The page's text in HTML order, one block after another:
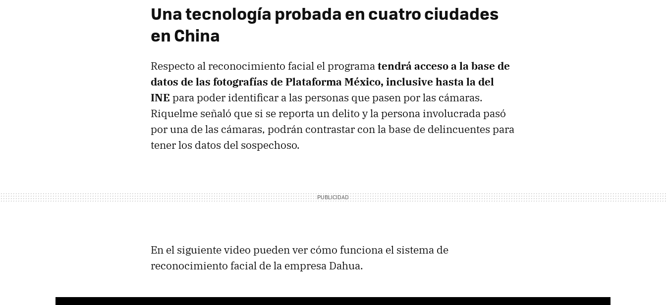
Una tecnología probada en cuatro ciudades
en China
Respecto al reconocimiento facial el programatendrá acceso a la base de
datos de las fotografías de Plataforma México, inclusive hasta la del
INE para poder identificar a las personas que pasen por las cámaras.
Riquelme señaló que si se reporta un delito y la persona involucrada pasó
por una de las cámaras, podrán contrastar con la base de delincuentes para
tener los datos del sospechoso.
En el siguiente video pueden ver cómo funciona el sistema de
reconocimiento facial de la empresa Dahua.